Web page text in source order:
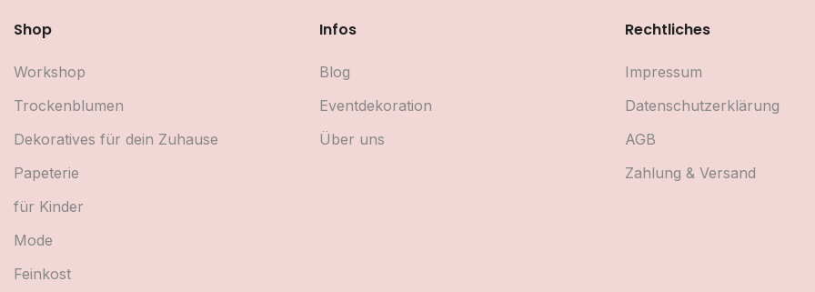
Shop
Workshop
Trockenblumen
Dekoratives für dein Zuhause
Papeterie
für Kinder
Mode
Feinkost
Infos
Blog
Eventdekoration
Über uns
Rechtliches
Impressum
Datenschutzerklärung
AGB
Zahlung & Versand